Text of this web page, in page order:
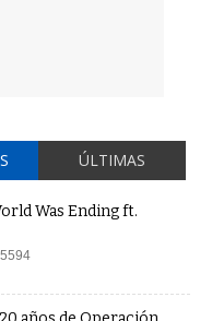
ÚLTIMAS
Was Ending ft.
5594